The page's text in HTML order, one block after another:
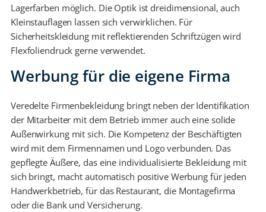
Lagerfarben möglich. Die Optik ist dreidimensional, auch
Kleinstauflagen lassen sich verwirklichen. Für
Sicherheitskleidung mit reflektierenden Schriftzügen wird
Flexfoliendruck gerne verwendet.
Werbung für die eigene Firma
Veredelte Firmenbekleidung bringt neben der Identifikation
der Mitarbeiter mit dem Betrieb immer auch eine solide
Außenwirkung mit sich. Die Kompetenz der Beschäftigten
wird mit dem Firmennamen und Logo verbunden. Das
gepflegte Äußere, das eine individualisierte Bekleidung mit
sich bringt, macht automatisch positive Werbung für jeden
Handwerkbetrieb, für das Restaurant, die Montagefirma
oder die Bank und Versicherung.